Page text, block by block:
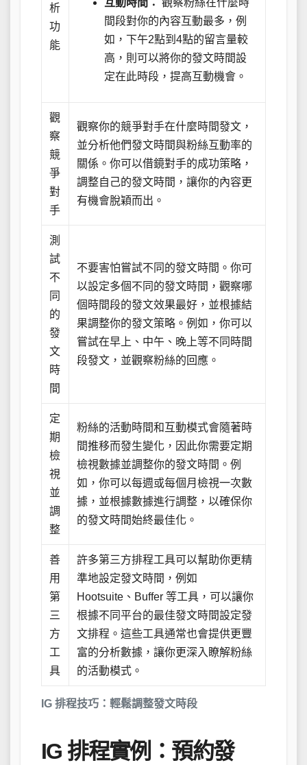
IG 排程技巧：輕鬆調整發文時段
析
功
能
互動時間： 觀察粉絲在什麼時
間段對你的內容互動最多，例
如，下午2點到4點的留言量較
高，則可以將你的發文時間設
定在此時段，提高互動機會。
觀
察
競
爭
對
手
觀察你的競爭對手在什麼時間發文，
並分析他們發文時間與粉絲互動率的
關係。你可以借鏡對手的成功策略，
調整自己的發文時間，讓你的內容更
有機會脫穎而出。
測
試
不
同
的
發
文
時
間
不要害怕嘗試不同的發文時間。你可
以設定多個不同的發文時間，觀察哪
個時間段的發文效果最好，並根據結
果調整你的發文策略。例如，你可以
嘗試在早上、中午、晚上等不同時間
段發文，並觀察粉絲的回應。
定
期
檢
視
並
調
整
粉絲的活動時間和互動模式會隨著時
間推移而發生變化，因此你需要定期
檢視數據並調整你的發文時間。例
如，你可以每週或每個月檢視一次數
據，並根據數據進行調整，以確保你
的發文時間始終最佳化。
善
用
第
三
方
工
具
許多第三方排程工具可以幫助你更精
準地設定發文時間，例如
Hootsuite、Buffer 等工具，可以讓你
根據不同平台的最佳發文時間設定發
文排程。這些工具通常也會提供更豐
富的分析數據，讓你更深入瞭解粉絲
的活動模式。
IG 排程實例：預約發